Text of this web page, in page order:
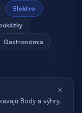
Elektro
Gastronómia
Body a výhry.
×